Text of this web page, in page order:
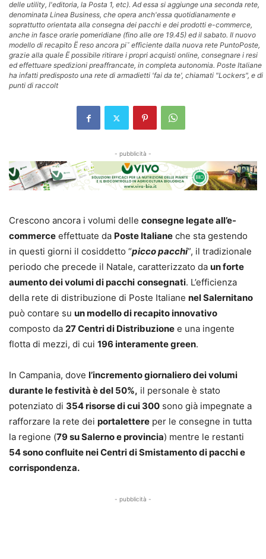
delle utility, l'editoria, la Posta 1, etc). Ad essa si aggiunge una seconda rete,
denominata Linea Business, che opera anch'essa quotidianamente e
soprattutto orientata alla consegna dei pacchi e dei prodotti e-commerce,
anche in fasce orarie pomeridiane (fino alle ore 19.45) ed il sabato. Il nuovo
modello di recapito Ë reso ancora pi˘ efficiente dalla nuova rete PuntoPoste,
grazie alla quale Ë possibile ritirare i propri acquisti online, consegnare i resi
ed effettuare spedizioni preaffrancate, in completa autonomia. Poste Italiane
ha infatti predisposto una rete di armadietti 'fai da te', chiamati "Lockers", e di
punti di raccolt
- pubblicità -
Crescono ancora i volumi delle consegne legate all’e-
commerce effettuate da Poste Italiane che sta gestendo
in questi giorni il cosiddetto “picco pacchi”, il tradizionale
periodo che precede il Natale, caratterizzato da un forte
aumento dei volumi di pacchi consegnati. L’efficienza
della rete di distribuzione di Poste Italiane nel Salernitano
può contare su un modello di recapito innovativo
composto da 27 Centri di Distribuzione e una ingente
flotta di mezzi, di cui 196 interamente green.
In Campania, dove l’incremento giornaliero dei volumi
durante le festività è del 50%, il personale è stato
potenziato di 354 risorse di cui 300 sono già impegnate a
rafforzare la rete dei portalettere per le consegne in tutta
la regione (79 su Salerno e provincia) mentre le restanti
54 sono confluite nei Centri di Smistamento di pacchi e
corrispondenza.
- pubblicità -